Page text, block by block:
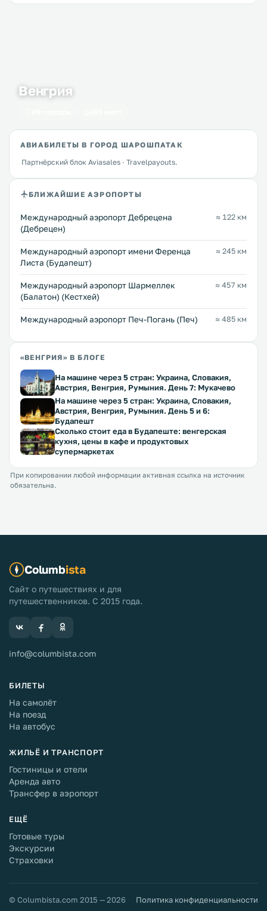
Венгрия
АВИАБИЛЕТЫ В ГОРОД ШАРОШПАТАК
Партнёрский блок Aviasales · Travelpayouts.
БЛИЖАЙШИЕ АЭРОПОРТЫ
Международный аэропорт Дебрецена
(Дебрецен)
≈ 122 км
Международный аэропорт имени Ференца
Листа (Будапешт)
≈ 245 км
Международный аэропорт Шармеллек
(Балатон) (Кестхей)
≈ 457 км
Международный аэропорт Печ-Погань (Печ) ≈ 485 км
«ВЕНГРИЯ» В БЛОГЕ
На машине через 5 стран: Украина, Словакия,
Австрия, Венгрия, Румыния. День 7: Мукачево
На машине через 5 стран: Украина, Словакия,
Австрия, Венгрия, Румыния. День 5 и 6:
Будапешт
Сколько стоит еда в Будапеште: венгерская
кухня, цены в кафе и продуктовых
супермаркетах
При копировании любой информации активная ссылка на источник
обязательна.
Columbista
Сайт о путешествиях и для
путешественников. С 2015 года.
info@columbista.com
БИЛЕТЫ
На самолёт
На поезд
На автобус
ЖИЛЬЁ И ТРАНСПОРТ
Гостиницы и отели
Аренда авто
Трансфер в аэропорт
ЕЩЁ
Готовые туры
Экскурсии
Страховки
© Columbista.com 2015 — 2026 Политика конфиденциальности